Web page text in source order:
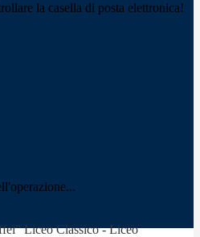
la casella di posta elettronica!